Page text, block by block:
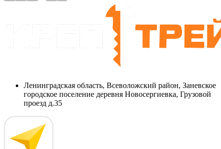
Ленинградская область, Всеволожский район, Заневское
городское поселение деревня Новосергиевка, Грузовой
проезд д.35